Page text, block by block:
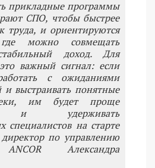
прикладные программы
СПО, чтобы быстрее
и ориентируются
можно совмещать
доход. Для
важный сигнал: если
с ожиданиями
выстраивать понятные
им будет проще
и удерживать
специалистов на старте
по управлению
Александра